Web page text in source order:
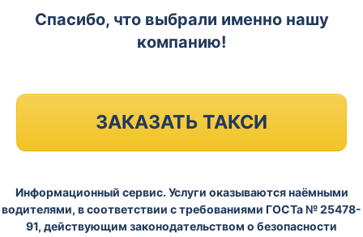
Спасибо, что выбрали именно нашу
компанию!
ЗАКАЗАТЬ ТАКСИ
Информационный сервис. Услуги оказываются наёмными
водителями, в соответствии с требованиями ГОСТа № 25478-
91, действующим законодательством о безопасности